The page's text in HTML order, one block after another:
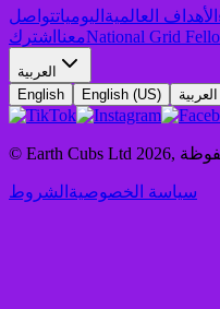
الأهداف العالمية اليومياتتواصل
معنا اشترك National Grid
العربية
English
English (US) العربية
© Earth Cubs Ltd 2026,
سياسة الخصوصية الشروط